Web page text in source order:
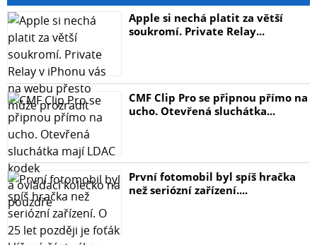
Apple si nechá platit za větší
soukromí. Private Relay...
CMF Clip Pro se připnou přímo na
ucho. Otevřená sluchátka...
První fotomobil byl spíš hračka
než seriózní zařízení....